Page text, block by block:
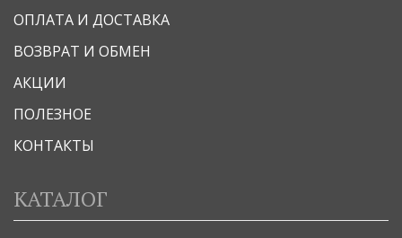
ОПЛАТА И ДОСТАВКА
ВОЗВРАТ И ОБМЕН
АКЦИИ
ПОЛЕЗНОЕ
КОНТАКТЫ
КАТАЛОГ